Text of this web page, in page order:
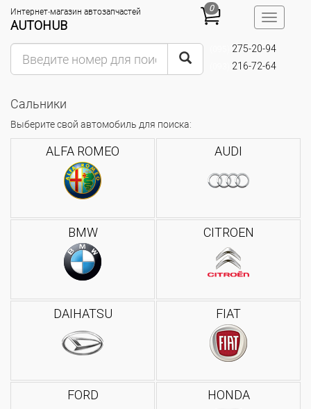
Toggle
0
Интернет-магазин автозапчастей
AUTOHUB
275-20-94
216-72-64
Сальники
Выберите свой автомобиль для поиска:
ALFA ROMEO AUDI
BMW CITROEN
DAIHATSU FIAT
FORD HONDA